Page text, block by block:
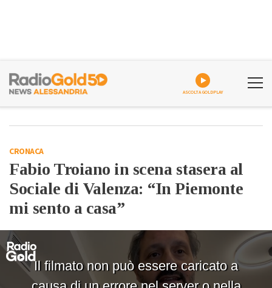
ASCOLTA GOLDPLAY
CRONACA
Fabio Troiano in scena stasera al
Sociale di Valenza: “In Piemonte
mi sento a casa”